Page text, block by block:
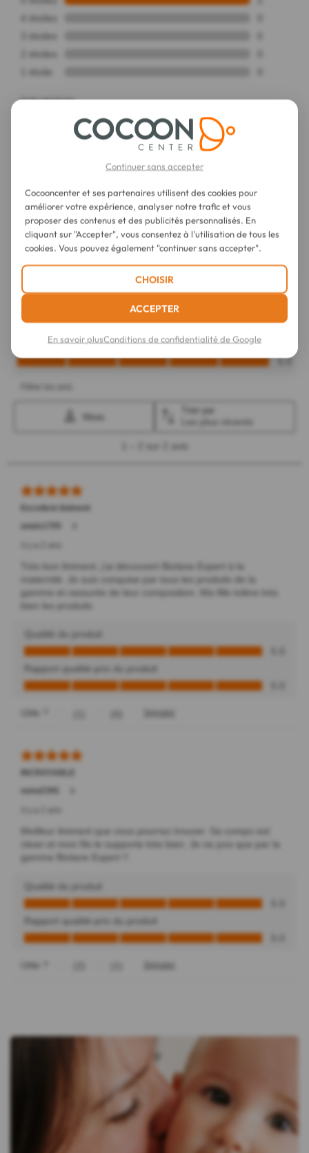
Continuer sans accepter
Cocooncenter et ses partenaires utilisent des cookies pour
améliorer votre expérience, analyser notre trafic et vous
proposer des contenus et des publicités personnalisés. En
cliquant sur "Accepter", vous consentez à l'utilisation de tous les
cookies. Vous pouvez également "continuer sans accepter".
CHOISIR
ACCEPTER
En savoir plusConditions de confidentialité de Google